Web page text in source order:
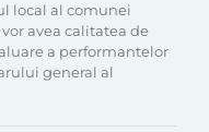
local al comunei
avea calitatea de
a performantelor
general al